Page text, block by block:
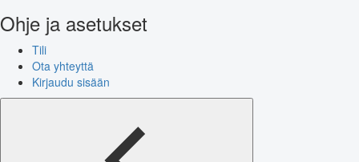
Ohje ja asetukset
Tili
Ota yhteyttä
Kirjaudu sisään